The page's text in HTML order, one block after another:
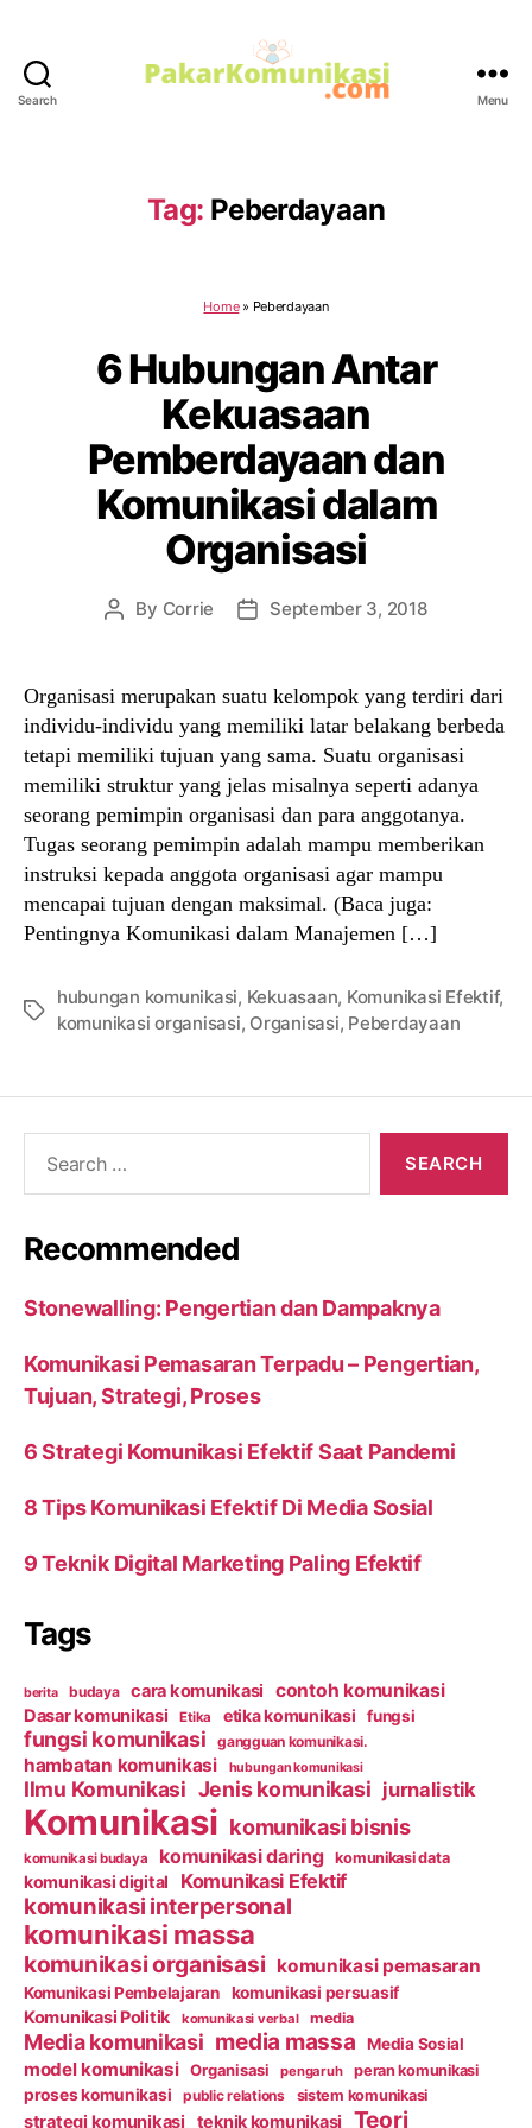
Search Menu
Tag: Peberdayaan
Home» Peberdayaan
6 Hubungan Antar
Kekuasaan
Pemberdayaan dan
Komunikasi dalam
Organisasi
Post
By Corrie
PostSeptember 3, 2018
Organisasi merupakan suatu kelompok yang terdiri dari
individu-individu yang memiliki latar belakang berbeda
tetapi memiliki tujuan yang sama. Suatu organisasi
memiliki struktur yang jelas misalnya seperti adanya
seorang pemimpin organisasi dan para anggotanya.
Tugas seorang pemimpin adalah mampu memberikan
instruksi kepada anggota organisasi agar mampu
mencapai tujuan dengan maksimal. (Baca juga:
Pentingnya Komunikasi dalam Manajemen […]
Tags
hubungan komunikasi, Kekuasaan, Komunikasi Efektif,
komunikasi organisasi, Organisasi, Peberdayaan
Recommended
Stonewalling: Pengertian dan Dampaknya
Komunikasi Pemasaran Terpadu – Pengertian,
Tujuan, Strategi, Proses
6 Strategi Komunikasi Efektif Saat Pandemi
8 Tips Komunikasi Efektif Di Media Sosial
9 Teknik Digital Marketing Paling Efektif
Tags
berita budaya cara komunikasi contoh komunikasi
Dasar komunikasi Etika etika komunikasi fungsi
fungsi komunikasi gangguan komunikasi.
hambatan komunikasi hubungan komunikasi
Ilmu Komunikasi Jenis komunikasi jurnalistik
Komunikasi komunikasi bisnis
komunikasi budaya komunikasi daring komunikasi data
komunikasi digital Komunikasi Efektif
komunikasi interpersonal
komunikasi massa
komunikasi organisasi komunikasi pemasaran
Komunikasi Pembelajaran komunikasi persuasif
Komunikasi Politik komunikasi verbal media
Media komunikasi media massa Media Sosial
model komunikasi Organisasi pengaruh peran komunikasi
proses komunikasi public relations sistem komunikasi
strategi komunikasi teknik komunikasi Teori